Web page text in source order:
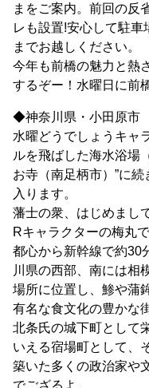
まをご案内。前回の反
レも設置!安心して駐
までお越しください。
今年も前橋の魅力と熱
するぞー！水曜日に前
◆神奈川県・小田原市
水曜どうでしょうキャ
ルを飛ばした海水浴場
お寺（南足柄市）”に
入ります。
藩士の衆、はじめまし
Rキャラクターの梅丸
都心から新幹線で約30
川県の西部、南には相
場所に位置し、鯵や蒲
有名な食文化の豊かな
北条氏の城下町として
いえる宿場町として、
築いた多くの政治家や
でござるよ。